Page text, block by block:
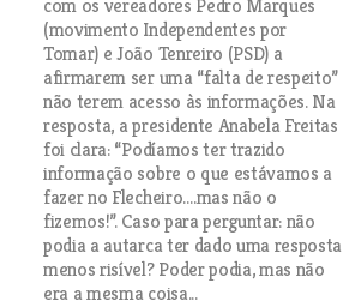
com os vereadores Pedro Marques
(movimento Independentes por
Tomar) e João Tenreiro (PSD) a
afirmarem ser uma “falta de respeito”
não terem acesso às informações. Na
resposta, a presidente Anabela Freitas
foi clara: “Podíamos ter trazido
informação sobre o que estávamos a
fazer no Flecheiro….mas não o
fizemos!”. Caso para perguntar: não
podia a autarca ter dado uma resposta
menos risível? Poder podia, mas não
era a mesma coisa...